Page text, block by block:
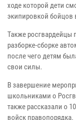
ходе которой дети
экипировкой бойцов
Также росгвардейцы
разборке-сборке
после чего детям
свои силы.
В завершение
школьниками о
также рассказали о
войск правопорядка.